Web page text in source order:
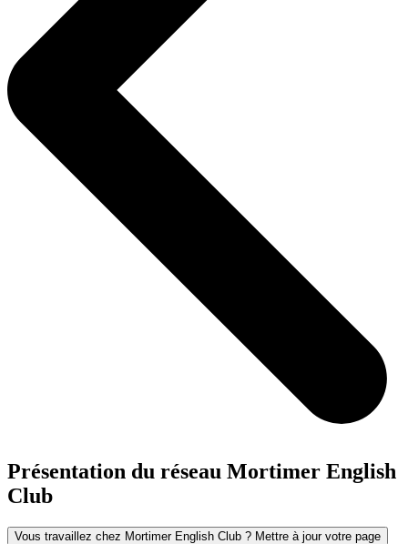
Présentation du réseau Mortimer English
Club
Vous travaillez chez Mortimer English Club ? Mettre à jour votre page